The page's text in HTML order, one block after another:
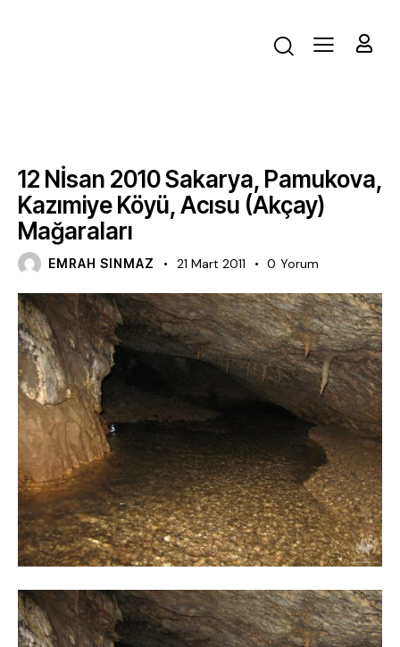
12 Nİsan 2010 Sakarya, Pamukova,
Kazımiye Köyü, Acısu (Akçay)
Mağaraları
EMRAH SINMAZ 21 Mart 2011 0 Yorum